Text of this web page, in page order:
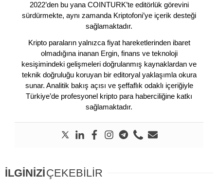
2022’den bu yana COINTURK’te editörlük görevini
sürdürmekte, aynı zamanda Kriptofoni’ye içerik desteği
sağlamaktadır.
Kripto paraların yalnızca fiyat hareketlerinden ibaret
olmadığına inanan Ergin, finans ve teknoloji
kesişimindeki gelişmeleri doğrulanmış kaynaklardan ve
teknik doğruluğu koruyan bir editoryal yaklaşımla okura
sunar. Analitik bakış açısı ve şeffaflık odaklı içeriğiyle
Türkiye’de profesyonel kripto para haberciliğine katkı
sağlamaktadır.
İLGİNİZİÇEKEBİLİR